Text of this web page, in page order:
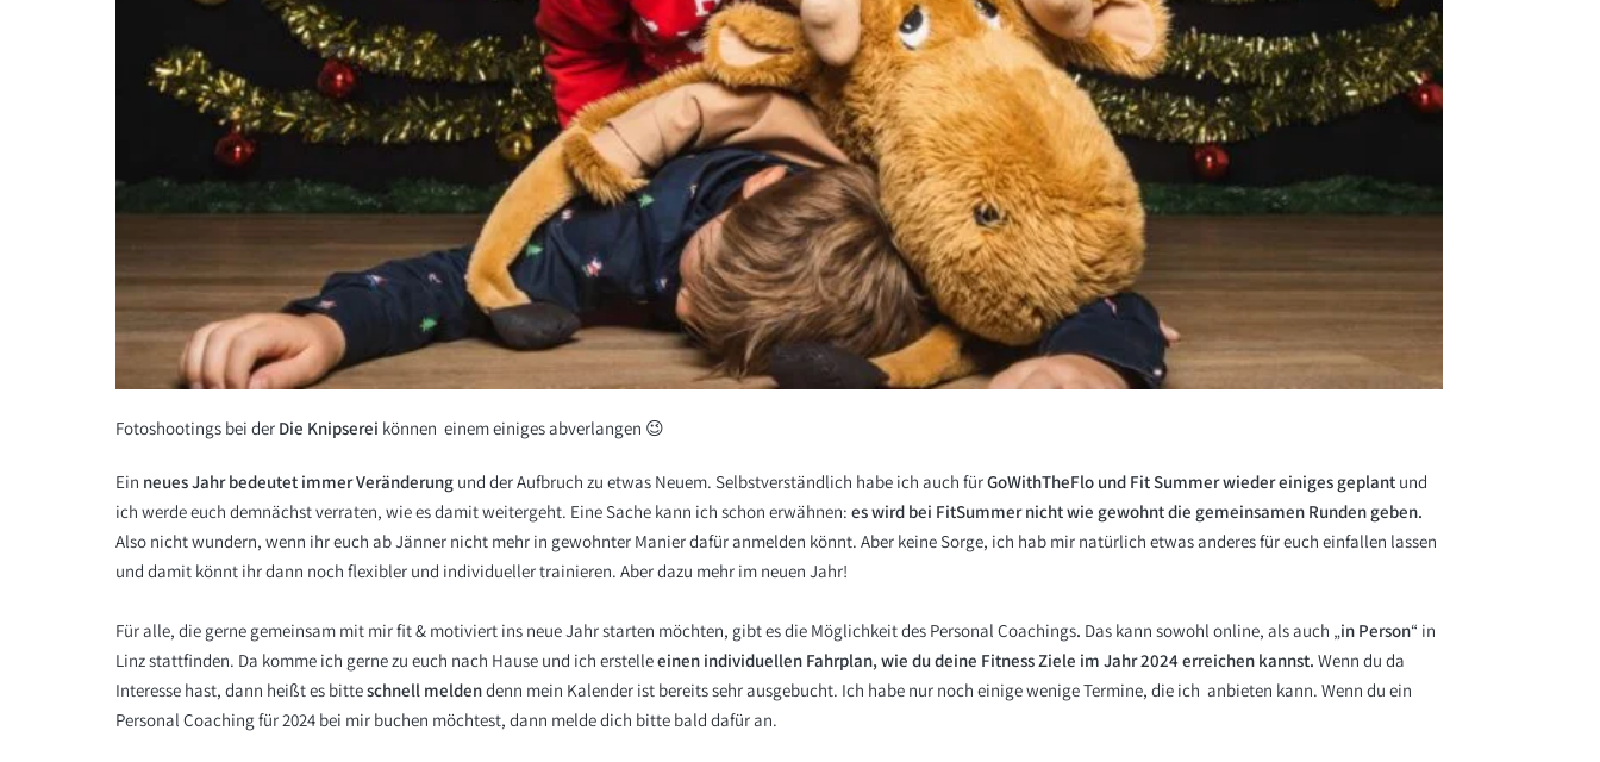
Fotoshootings bei der Die Knipserei können einem einiges abverlangen 😉
Ein neues Jahr bedeutet immer Veränderung und der Aufbruch zu etwas Neuem. Selbstverständlich habe ich auch fürGoWithTheFlo und Fit Summer wieder einiges geplant und
ich werde euch demnächst verraten, wie es damit weitergeht. Eine Sache kann ich schon erwähnen: es wird bei FitSummer nicht wie gewohnt die gemeinsamen Runden geben.
Also nicht wundern, wenn ihr euch ab Jänner nicht mehr in gewohnter Manier dafür anmelden könnt. Aber keine Sorge, ich hab mir natürlich etwas anderes für euch einfallen lassen
und damit könnt ihr dann noch flexibler und individueller trainieren. Aber dazu mehr im neuen Jahr!
Für alle, die gerne gemeinsam mit mir fit & motiviert ins neue Jahr starten möchten, gibt es die Möglichkeit des Personal Coachings. Das kann sowohl online, als auch „in Person“ in
Linz stattfinden. Da komme ich gerne zu euch nach Hause und ich erstelleeinen individuellen Fahrplan, wie du deine Fitness Ziele im Jahr 2024 erreichen kannst. Wenn du da
Interesse hast, dann heißt es bitteschnell meldendenn mein Kalender ist bereits sehr ausgebucht. Ich habe nur noch einige wenige Termine, die ich anbieten kann. Wenn du ein
Personal Coaching für 2024 bei mir buchen möchtest, dann melde dich bitte bald dafür an.